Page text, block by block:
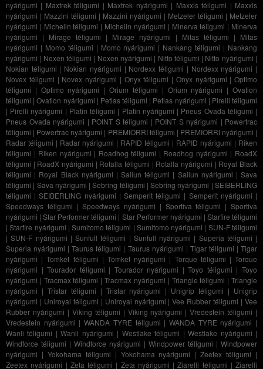
nyárigumi | Maxtrek téligumi | Maxtrek nyárigumi | Maxxis téligumi | Maxxis
nyárigumi | Mazzini téligumi | Mazzini nyárigumi | Metzeler téligumi | Metzeler
nyárigumi | Michelin téligumi | Michelin nyárigumi | Minerva téligumi | Minerva
nyárigumi | Mirage téligumi | Mirage nyárigumi | Mitas téligumi | Mitas
nyárigumi | Momo téligumi | Momo nyárigumi | Nankang téligumi | Nankang
nyárigumi | Nexen téligumi | Nexen nyárigumi | Nitto téligumi | Nitto nyárigumi |
Nokian téligumi | Nokian nyárigumi | Nordexx téligumi | Nordexx nyárigumi |
Novex téligumi | Novex nyárigumi | Onyx téligumi | Onyx nyárigumi | Optimo
téligumi | Optimo nyárigumi |Orium téligumi | Orium nyárigumi |Ovation
téligumi |Ovation nyárigumi | Petlas téligumi | Petlas nyárigumi | Pirelli téligumi
| Pirelli nyárigumi | Platin téligumi | Platin nyárigumi | Pneus Ovada téligumi |
Pneus Ovada nyárigumi | POINT S téligumi | POINT S nyárigumi | Powertrac
téligumi | Powertrac nyárigumi | PREMIORRI téligumi | PREMIORRI nyárigumi |
Radar téligumi | Radar nyárigumi | RAPID téligumi | RAPID nyárigumi | Riken
téligumi | Riken nyárigumi | Roadhog téligumi | Roadhog nyárigumi | RoadX
téligumi | RoadX nyárigumi | Rotalla téligumi | Rotalla nyárigumi | Royal Black
téligumi | Royal Black nyárigumi |Sailun téligumi | Sailun nyárigumi |Sava
téligumi | Sava nyárigumi |Sebring téligumi |Sebring nyárigumi |SEIBERLING
téligumi |SEIBERLING nyárigumi |Semperit téligumi | Semperit nyárigumi |
Speedways téligumi |Speedways nyárigumi | Sportiva téligumi |Sportiva
nyárigumi |Star Performer téligumi | Star Performer nyárigumi | Starfire téligumi
|Starfire nyárigumi |Sumitomo téligumi | Sumitomo nyárigumi | SUN-F téligumi
|SUN-F nyárigumi | Sunfull téligumi | Sunfull nyárigumi | Superia téligumi |
Superia nyárigumi |Taurus téligumi | Taurus nyárigumi | Tigar téligumi |Tigar
nyárigumi |Tomket téligumi | Tomket nyárigumi | Torque téligumi |Torque
nyárigumi |Tourador téligumi | Tourador nyárigumi |Toyo téligumi |Toyo
nyárigumi | Tracmax téligumi |Tracmax nyárigumi | Triangle téligumi |Triangle
nyárigumi | Tristar téligumi | Tristar nyárigumi | Unigrip téligumi | Unigrip
nyárigumi | Uniroyal téligumi | Uniroyal nyárigumi |Vee Rubber téligumi |Vee
Rubber nyárigumi | Viking téligumi | Viking nyárigumi |Vredestein téligumi |
Vredestein nyárigumi |WANDA TYRE téligumi | WANDA TYRE nyárigumi |
Wanli téligumi |Wanli nyárigumi | Westlake téligumi |Westlake nyárigumi |
Windforce téligumi | Windforce nyárigumi | Windpower téligumi | Windpower
nyárigumi | Yokohama téligumi | Yokohama nyárigumi |Zeetex téligumi |
Zeetex nyárigumi | Zeta téligumi | Zeta nyárigumi |Ziarelli téligumi | Ziarelli